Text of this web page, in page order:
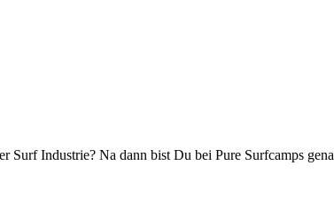
Industrie? Na dann bist Du bei Pure Surfcamps